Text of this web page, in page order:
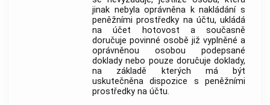
jinak nebyla oprávněna k nakládání s
peněžními prostředky na účtu, ukládá
na účet hotovost a současně
doručuje povinné osobě již vyplněné a
oprávněnou osobou podepsané
doklady nebo pouze doručuje doklady,
na základě kterých má být
uskutečněna dispozice s peněžními
prostředky na účtu.